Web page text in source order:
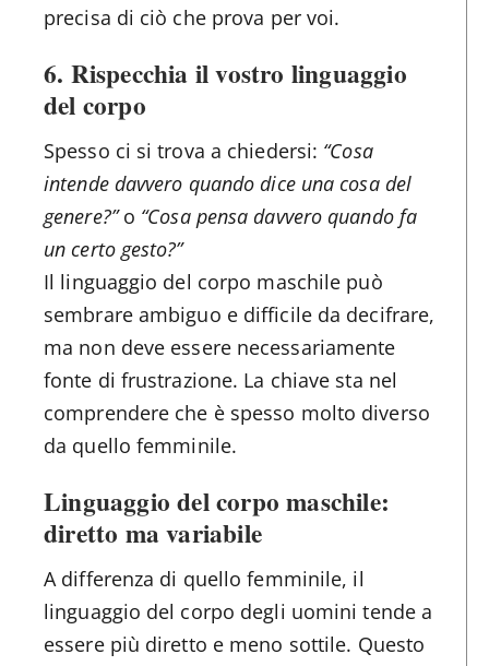
precisa di ciò che prova per voi.
6. Rispecchia il vostro linguaggio
del corpo
Spesso ci si trova a chiedersi: “Cosa
intende davvero quando dice una cosa del
genere?”o “Cosa pensa davvero quando fa
un certo gesto?”
Il linguaggio del corpo maschile può
sembrare ambiguo e difficile da decifrare,
ma non deve essere necessariamente
fonte di frustrazione. La chiave sta nel
comprendere che è spesso molto diverso
da quello femminile.
Linguaggio del corpo maschile:
diretto ma variabile
A differenza di quello femminile, il
linguaggio del corpo degli uomini tende a
essere più diretto e meno sottile. Questo